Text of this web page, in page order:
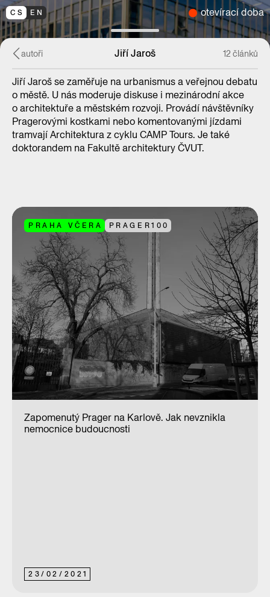
CS EN otevírací doba
autoři Jiří Jaroš 12 článků
Jiří Jaroš se zaměřuje na urbanismus a veřejnou debatu
o městě. U nás moderuje diskuse i mezinárodní akce
o architektuře a městském rozvoji. Provádí návštěvníky
Pragerovými kostkami nebo komentovanými jízdami
tramvají Architektura z cyklu CAMP Tours. Je také
doktorandem na Fakultě architektury ČVUT.
PRAHA VČERA PRAGER100
23/ 02/ 2021
Zapomenutý Prager na Karlově. Jak nevznikla
nemocnice budoucnosti